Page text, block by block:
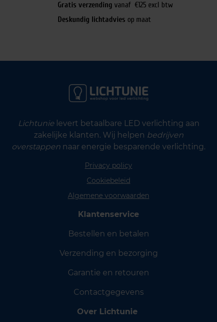
Gratis verzending vanaf €125 excl btw
Deskundig lichtadvies op maat
Lichtunielevert betaalbare LED verlichting aan
zakelijke klanten. Wij helpen bedrijven
overstappen naar energie besparende verlichting.
Privacy policy
Cookiebeleid
Algemene voorwaarden
Klantenservice
Bestellen en betalen
Verzending en bezorging
Garantie en retouren
Contactgegevens
Over Lichtunie